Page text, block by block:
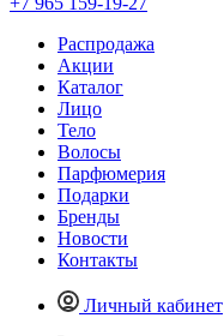
Распродажа
Акции
Каталог
Лицо
Тело
Волосы
Парфюмерия
Подарки
Бренды
Новости
Контакты
Личный кабинет